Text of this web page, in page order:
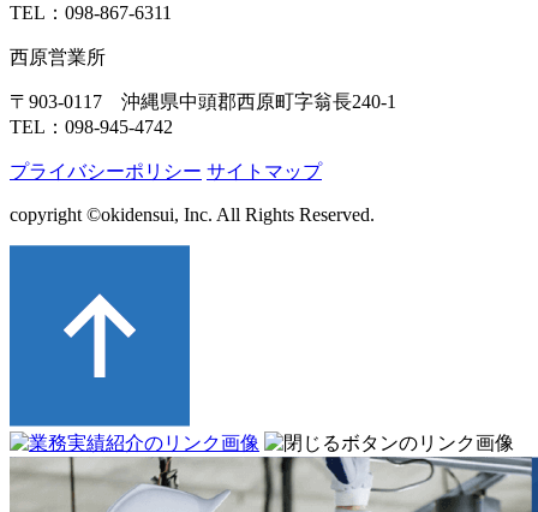
TEL：098-867-6311
西原営業所
〒903-0117 沖縄県中頭郡西原町字翁長240-1
TEL：098-945-4742
プライバシーポリシー サイトマップ
copyright ©okidensui, Inc. All Rights Reserved.